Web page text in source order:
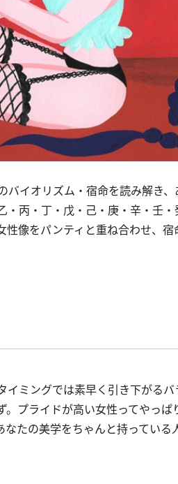
イオリズム・宿命を読み解き
丙・丁・戊・己・庚・辛・壬・
像をパンティと重ね合わせ、宿
ミングでは素早く引き下がる
プライドが高い女性ってやっぱ
たの美学をちゃんと持っている